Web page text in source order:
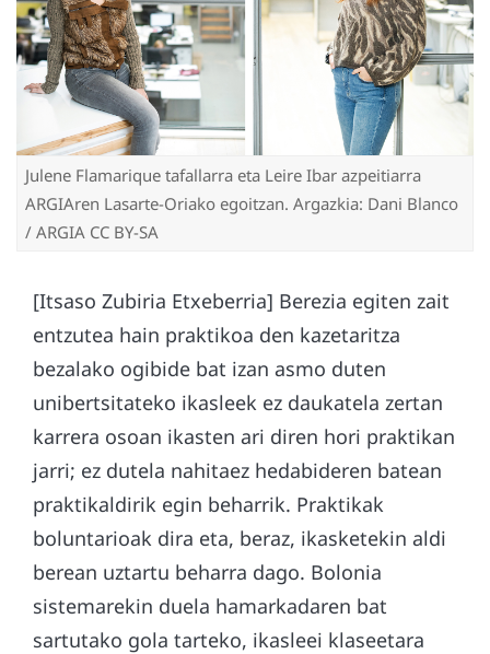
Julene Flamarique tafallarra eta Leire Ibar azpeitiarra
ARGIAren Lasarte-Oriako egoitzan. Argazkia: Dani Blanco
/ ARGIA CC BY-SA
[Itsaso Zubiria Etxeberria] Berezia egiten zait
entzutea hain praktikoa den kazetaritza
bezalako ogibide bat izan asmo duten
unibertsitateko ikasleek ez daukatela zertan
karrera osoan ikasten ari diren hori praktikan
jarri; ez dutela nahitaez hedabideren batean
praktikaldirik egin beharrik. Praktikak
boluntarioak dira eta, beraz, ikasketekin aldi
berean uztartu beharra dago. Bolonia
sistemarekin duela hamarkadaren bat
sartutako gola tarteko, ikasleei klaseetara